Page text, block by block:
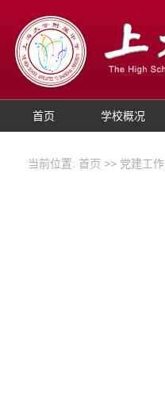
首页 学校概况
当前位置: 首页 >> 党建工作